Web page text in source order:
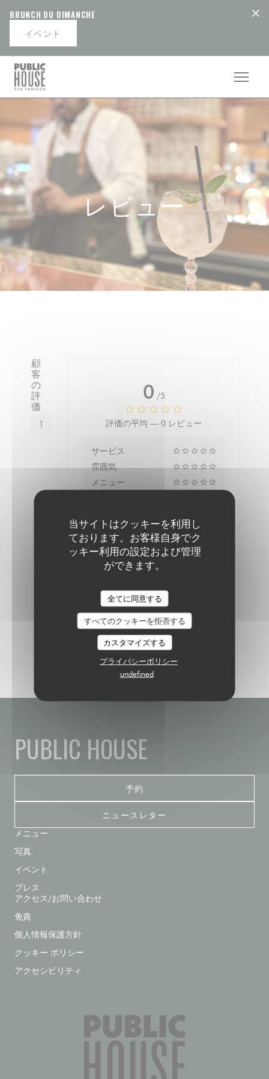
当サイトはクッキーを利用し
ております。お客様自身でク
ッキー利用の設定および管理
ができます。
全てに同意する
すべてのクッキーを拒否する
カスタマイズする
プライバシーポリシー
undefined
BRUNCH DU DIMANCHE
イベント
レビュー
顧
客
の
評
価
1
0 /5
評価の平均 — 0 レビュー
サービス
雰囲気
メニュー
予約をしたお客様のみが評価できます
PUBLIC HOUSE
予約
ニュースレター
メニュー
写真
イベント
プレス
アクセス/お問い合わせ
免責
個人情報保護方針
クッキー ポリシー
アクセシビリティ